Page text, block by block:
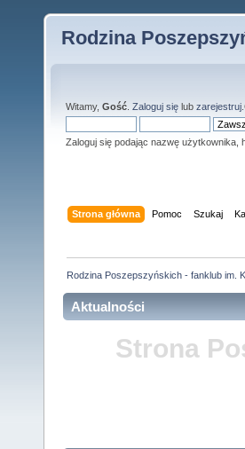
Rodzina
Witamy, Gość Zaloguj się lub zarejestruj
Zaloguj się podając nazwę użytkownika,
Strona główna Pomoc Szukaj
Rodzina Poszepszyńskich - fanklub im.
Aktualności
Strona